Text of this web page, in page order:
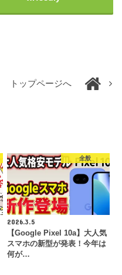
トップページへ
全般
2026.3.5
【Google Pixel 10a】大人気
スマホの新型が発表！今年は
何が…